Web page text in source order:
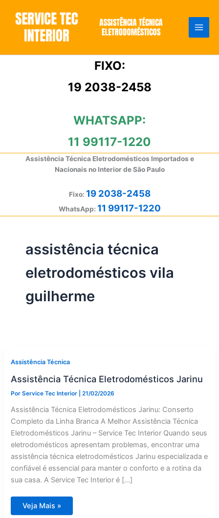
conteúdo
FIXO:
19 2038-2458
WHATSAPP:
11 99117-1220
Assistência Técnica Eletrodomésticos Importados e
Nacionais no Interior de São Paulo
Fixo: 19 2038-2458
WhatsApp: 11 99117-1220
assistência técnica
eletrodomésticos vila
guilherme
Assistência Técnica
Assistência Técnica Eletrodomésticos Jarinu
PorService Tec Interior |21/02/2026
Assistência Técnica Eletrodomésticos Jarinu: Conserto
Completo da Linha Branca A Melhor Assistência Técnica
Eletrodomésticos Jarinu – Service Tec Interior Quando seus
eletrodomésticos apresentam problemas, encontrar uma
assistência técnica eletrodomésticos Jarinu especializada e
confiável é essencial para manter o conforto e a rotina da
sua casa. A Service Tec Interior é […]
Assistência
Técnica
Veja Mais »